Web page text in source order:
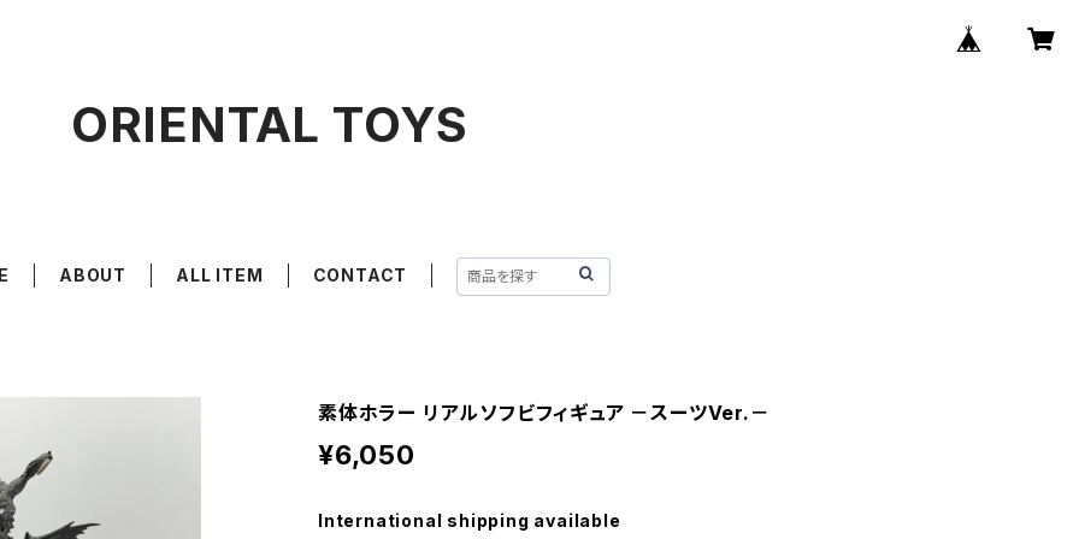
ORIENTAL TOYS
ABOUT ALL ITEM CONTACT
素体ホラー リアルソフビフィギュア －スーツVer.－
¥6,050
International shipping available